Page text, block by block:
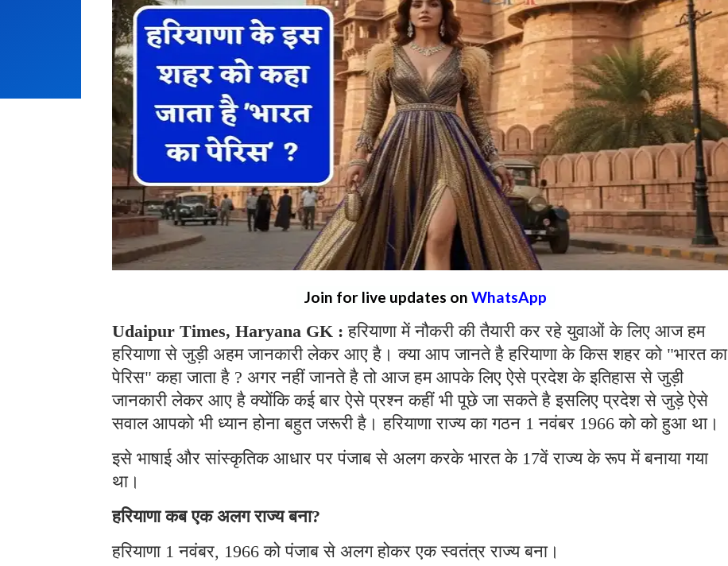
Join for live updates on WhatsApp
Udaipur Times, Haryana GK : हरियाणा में नौकरी की तैयारी कर रहे युवाओं के लिए आज हम
हरियाणा से जुड़ी अहम जानकारी लेकर आए है। क्या आप जानते है हरियाणा के किस शहर को "भारत का
पेरिस" कहा जाता है ? अगर नहीं जानते है तो आज हम आपके लिए ऐसे प्रदेश के इतिहास से जुड़ी
जानकारी लेकर आए है क्योंकि कई बार ऐसे प्रश्न कहीं भी पूछे जा सकते है इसलिए प्रदेश से जुड़े ऐसे
सवाल आपको भी ध्यान होना बहुत जरूरी है। हरियाणा राज्य का गठन 1 नवंबर 1966 को को हुआ था।
इसे भाषाई और सांस्कृतिक आधार पर पंजाब से अलग करके भारत के 17वें राज्य के रूप में बनाया गया
था।
हरियाणा कब एक अलग राज्य बना?
हरियाणा 1 नवंबर, 1966 को पंजाब से अलग होकर एक स्वतंत्र राज्य बना।